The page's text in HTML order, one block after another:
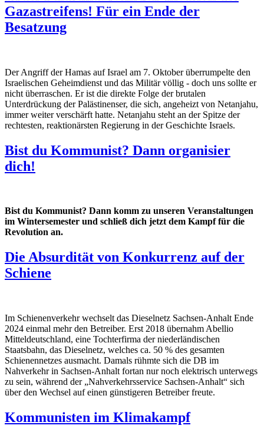
Gazastreifens! Für ein Ende der
Besatzung
Der Angriff der Hamas auf Israel am 7. Oktober überrumpelte den
Israelischen Geheimdienst und das Militär völlig - doch uns sollte er
nicht überraschen. Er ist die direkte Folge der brutalen
Unterdrückung der Palästinenser, die sich, angeheizt von Netanjahu,
immer weiter verschärft hatte. Netanjahu steht an der Spitze der
rechtesten, reaktionärsten Regierung in der Geschichte Israels.
Bist du Kommunist? Dann organisier
dich!
Bist du Kommunist? Dann komm zu unseren Veranstaltungen
im Wintersemester und schließ dich jetzt dem Kampf für die
Revolution an.
Die Absurdität von Konkurrenz auf der
Schiene
Im Schienenverkehr wechselt das Dieselnetz Sachsen-Anhalt Ende
2024 einmal mehr den Betreiber. Erst 2018 übernahm Abellio
Mitteldeutschland, eine Tochterfirma der niederländischen
Staatsbahn, das Dieselnetz, welches ca. 50 % des gesamten
Schienennetzes ausmacht. Damals rühmte sich die DB im
Nahverkehr in Sachsen-Anhalt fortan nur noch elektrisch unterwegs
zu sein, während der „Nahverkehrsservice Sachsen-Anhalt“ sich
über den Wechsel auf einen günstigeren Betreiber freute.
Kommunisten im Klimakampf